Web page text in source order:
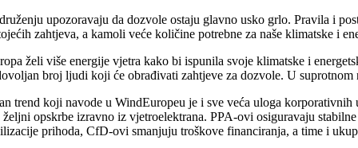
upozoravaju da dozvole ostaju glavno usko grlo. Pravila i
zahtjeva, a kamoli veće količine potrebne za naše klimatske i
želi više energije vjetra kako bi ispunila svoje klimatske i
broj ljudi koji će obrađivati ​​zahtjeve za dozvole. U
trend koji navode u WindEuropeu je i sve veća uloga
željni opskrbe izravno iz vjetroelektrana. PPA-ovi osiguravaju
prihoda, CfD-ovi smanjuju troškove financiranja, a time i